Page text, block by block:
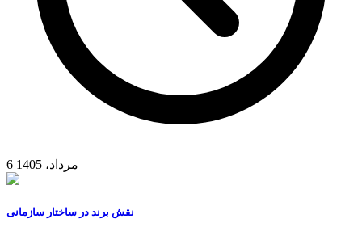
6 مرداد، 1405
نقش برند در ساختار سازمانی